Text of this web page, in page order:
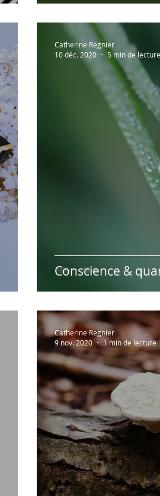
Conscience &
Catherine Regnier
10 déc. 2020
5 min de lecture
Catherine Regnier
9 nov. 2020
1 min de lecture